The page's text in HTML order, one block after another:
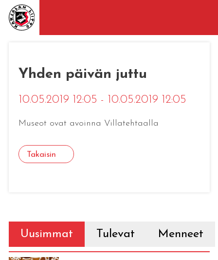
Yhden päivän juttu
10.05.2019 12:05 - 10.05.2019 12:05
Museot ovat avoinna Villatehtaalla
Takaisin
Uusimmat Tulevat Menneet